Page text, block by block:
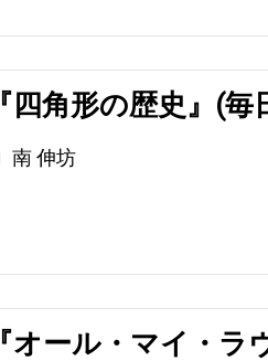
『四角形の歴史』(毎
南 伸坊
『オール・マイ・ラ